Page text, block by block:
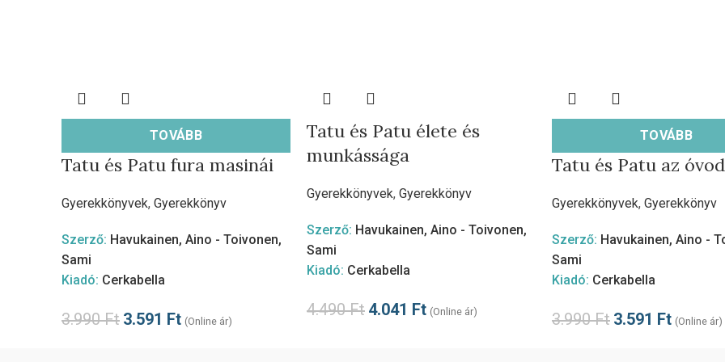
TOVÁBB
Tatu és Patu fura masinái
Gyerekkönyvek, Gyerekkönyv
Szerző: Havukainen, Aino - Toivonen,
Sami
Kiadó: Cerkabella
3.990Ft 3.591 Ft (Online ár)
Tatu és Patu élete és
munkássága
Gyerekkönyvek, Gyerekkönyv
Szerző: Havukainen, Aino - Toivonen,
Sami
Kiadó: Cerkabella
4.490Ft 4.041 Ft (Online ár)
TOVÁBB
Tatu és Patu az
Gyerekkönyvek, Gyerekkönyv
Szerző: Havukainen, Aino -
Sami
Kiadó: Cerkabella
3.990Ft 3.591 Ft (Online ár)